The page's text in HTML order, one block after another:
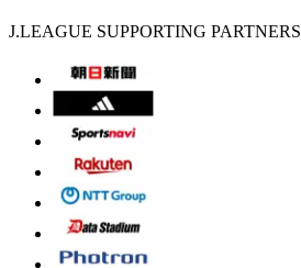
J.LEAGUE SUPPORTING PARTNERS